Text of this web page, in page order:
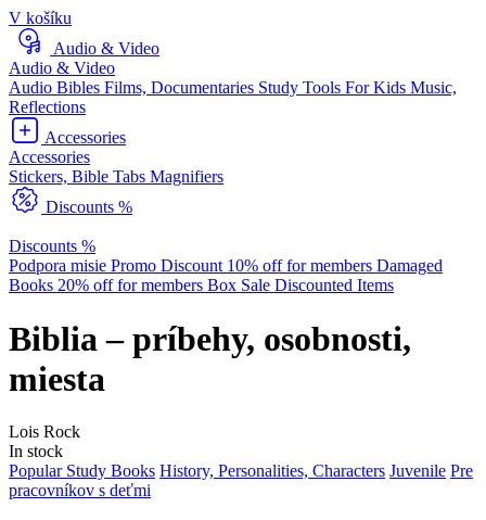
V košíku
Audio & Video
Audio & Video
Audio Bibles Films, Documentaries Study Tools For Kids Music,
Reflections
Accessories
Accessories
Stickers, Bible Tabs Magnifiers
Discounts %
Discounts %
Podpora misie Promo Discount 10% off for members Damaged
Books 20% off for members Box Sale Discounted Items
Biblia – príbehy, osobnosti,
miesta
Lois Rock
In stock
Popular Study Books History, Personalities, Characters Juvenile Pre
pracovníkov s deťmi